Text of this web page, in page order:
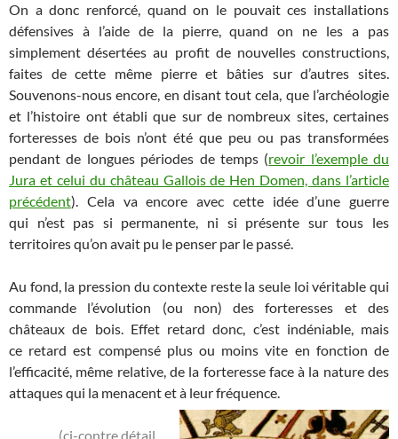
On a donc renforcé, quand on le pouvait ces installations
défensives à l’aide de la pierre, quand on ne les a pas
simplement désertées au profit de nouvelles constructions,
faites de cette même pierre et bâties sur d’autres sites.
Souvenons-nous encore, en disant tout cela, que l’archéologie
et l’histoire ont établi que sur de nombreux sites, certaines
forteresses de bois n’ont été que peu ou pas transformées
pendant de longues périodes de temps (revoir l’exemple du
Jura et celui du château Gallois de Hen Domen, dans l’article
précédent). Cela va encore avec cette idée d’une guerre
qui n’est pas si permanente, ni si présente sur tous les
territoires qu’on avait pu le penser par le passé.
Au fond, la pression du contexte reste la seule loi véritable qui
commande l’évolution (ou non) des forteresses et des
châteaux de bois. Effet retard donc, c’est indéniable, mais
ce retard est compensé plus ou moins vite en fonction de
l’efficacité, même relative, de la forteresse face à la nature des
attaques qui la menacent et à leurfréquence.
(ci-contre détail,